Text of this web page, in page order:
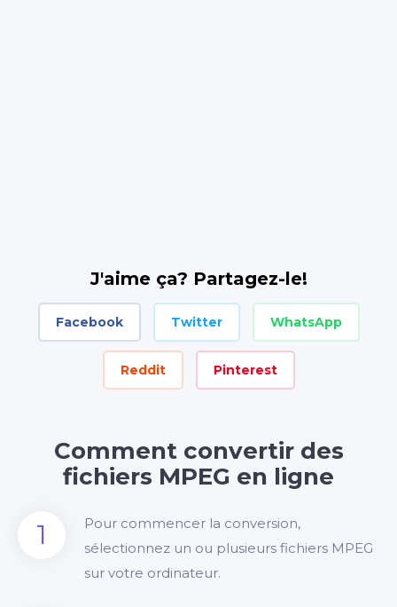
J'aime ça? Partagez-le!
Facebook Twitter WhatsApp
Reddit Pinterest
Comment convertir des
fichiers MPEG en ligne
1
Pour commencer la conversion,
sélectionnez un ou plusieurs fichiers MPEG
sur votre ordinateur.